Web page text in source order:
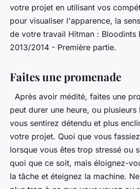
votre projet en utilisant vos
pour visualiser l'apparence, la
de votre travail Hitman : Bloodints
2013/2014 - Première partie.
Faites une promenade
Après avoir médité, faites une
peut durer une heure, ou plusieurs
vous sentirez détendu et plus
votre projet. Quoi que vous
lorsque vous êtes trop stressé ou
quoi que ce soit, mais éloignez-
la tâche et éteignez la machine.